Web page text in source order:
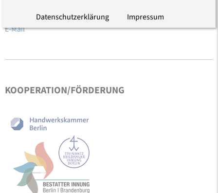
Telefon (030) 203 55 - 510
E-Mail
KOOPERATION/FÖRDERUNG
Datenschutzerklärung Impressum